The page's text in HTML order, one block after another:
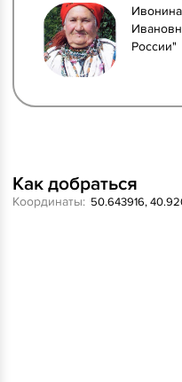
России"
Координаты:
Как добраться